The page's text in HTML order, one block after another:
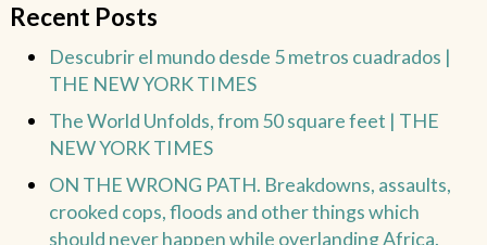
Recent Posts
Descubrir el mundo desde 5 metros cuadrados |
THE NEW YORK TIMES
The World Unfolds, from 50 square feet | THE
NEW YORK TIMES
ON THE WRONG PATH. Breakdowns, assaults,
crooked cops, floods and other things which
should never happen while overlanding Africa.